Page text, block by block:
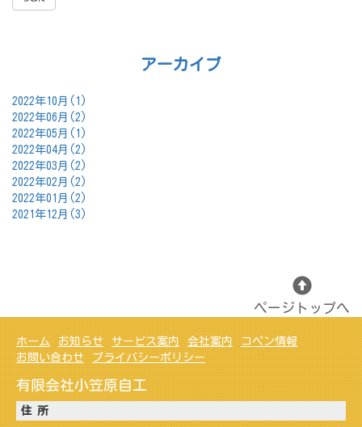
アーカイブ
2022年10月(1)
2022年06月(2)
2022年05月(1)
2022年04月(2)
2022年03月(2)
2022年02月(2)
2022年01月(2)
2021年12月(3)
ページトップへ
ホーム お知らせ サービス案内 会社案内
コペン情報
お問い合わせ
プライバシーポリシー
有限会社小笠原自工
住 所